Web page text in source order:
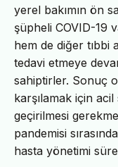
yerel bakımın ön
şüpheli COVID-19
hem de diğer tıbbi
tedavi etmeye
sahiptirler. Sonuç
karşılamak için
geçirilmesi
pandemisi
hasta yönetimi